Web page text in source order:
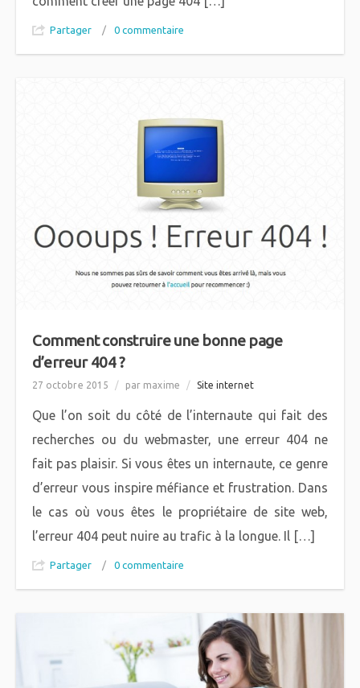
Partager / 0 commentaire
Comment construire une bonne page
d’erreur 404 ?
27 octobre 2015 / par maxime / Site internet
Que l’on soit du côté de l’internaute qui fait des
recherches ou du webmaster, une erreur 404 ne
fait pas plaisir. Si vous êtes un internaute, ce genre
d’erreur vous inspire méfiance et frustration. Dans
le cas où vous êtes le propriétaire de site web,
l’erreur 404 peut nuire au trafic à la longue. Il […]
Partager / 0 commentaire